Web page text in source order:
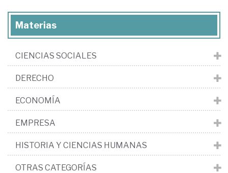
Materias
CIENCIAS SOCIALES
DERECHO
ECONOMÍA
EMPRESA
HISTORIA Y CIENCIAS HUMANAS
OTRAS CATEGORÍAS